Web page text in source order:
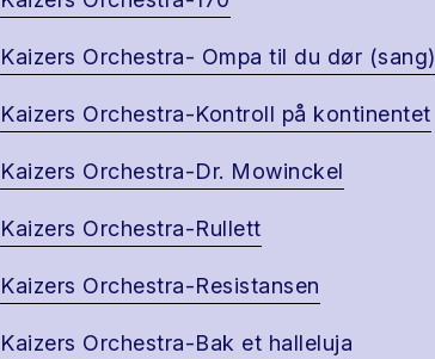
Kaizers Orchestra- Ompa til du dør (sang)
Kaizers Orchestra-Kontroll på kontinentet
Kaizers Orchestra-Dr. Mowinckel
Kaizers Orchestra-Rullett
Kaizers Orchestra-Resistansen
Kaizers Orchestra-Bak et halleluja